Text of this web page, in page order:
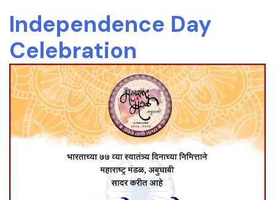
Independence Day
Celebration